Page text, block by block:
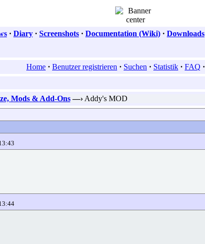
· Diary · Screenshots · Documentation (Wiki) · Downloads
Home · Benutzer registrieren · Suchen · Statistik · FAQ ·
Mods & Add-Ons —›Addy's MOD